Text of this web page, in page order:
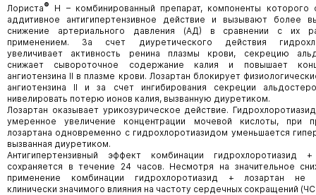
Лориста®
Н – комбинированный препарат, компоненты которого
аддитивное антигипертензивное действие и вызывают более
снижение артериального давления (АД) в сравнении с их
применением. За счет диуретического действия
увеличивает активность ренина плазмы крови, секрецию
снижает сывороточное содержание калия и повышает
ангиотензина II в плазме крови. Лозартан блокирует
ангиотензина II и за счет ингибирования секреции
нивелировать потерю ионов калия, вызванную диуретиком.
Лозартан оказывает урикозурическое действие.
умеренное увеличение концентрации мочевой кислоты, при
лозартана одновременно с гидрохлоротиазидом уменьшается
вызванная диуретиком.
Антигипертензивный эффект комбинации гидрохлоротиазид
сохраняется в течение 24 часов. Несмотря на значительное
применение комбинации гидрохлоротиазид + лозартан не
клинически значимого влияния на частоту сердечных сокращений